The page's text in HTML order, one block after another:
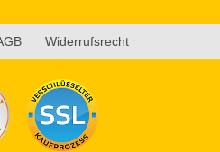
Widerrufsrecht